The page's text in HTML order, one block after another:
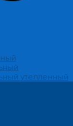
утепленный